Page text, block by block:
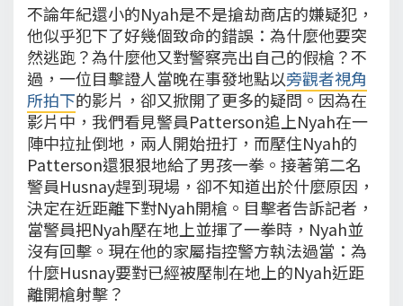
不論年紀還小的Nyah是不是搶劫商店的嫌疑犯，
他似乎犯下了好幾個致命的錯誤：為什麼他要突
然逃跑？為什麼他又對警察亮出自己的假槍？不
過，一位目擊證人當晚在事發地點以旁觀者視角
所拍下的影片，卻又掀開了更多的疑問。因為在
影片中，我們看見警員Patterson追上Nyah在一
陣中拉扯倒地，兩人開始扭打，而壓住Nyah的
Patterson還狠狠地給了男孩一拳。接著第二名
警員Husnay趕到現場，卻不知道出於什麼原因，
決定在近距離下對Nyah開槍。目擊者告訴記者，
當警員把Nyah壓在地上並揮了一拳時，Nyah並
沒有回擊。現在他的家屬指控警方執法過當：為
什麼Husnay要對已經被壓制在地上的Nyah近距
離開槍射擊？